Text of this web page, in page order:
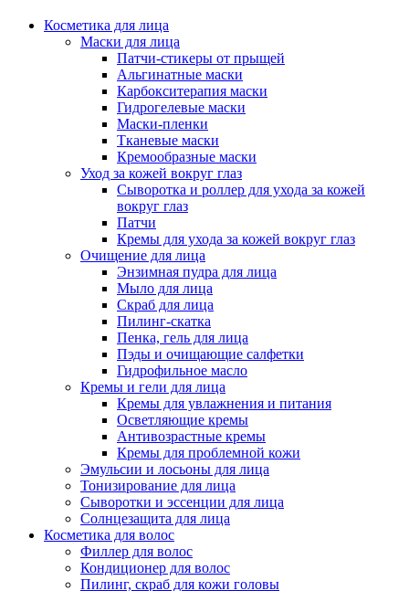
Косметика для лица
Маски для лица
Патчи-стикеры от прыщей
Альгинатные маски
Карбокситерапия маски
Гидрогелевые маски
Маски-пленки
Тканевые маски
Кремообразные маски
Уход за кожей вокруг глаз
Сыворотка и роллер для ухода за кожей
вокруг глаз
Патчи
Кремы для ухода за кожей вокруг глаз
Очищение для лица
Энзимная пудра для лица
Мыло для лица
Скраб для лица
Пилинг-скатка
Пенка, гель для лица
Пэды и очищающие салфетки
Гидрофильное масло
Кремы и гели для лица
Кремы для увлажнения и питания
Осветляющие кремы
Антивозрастные кремы
Кремы для проблемной кожи
Эмульсии и лосьоны для лица
Тонизирование для лица
Сыворотки и эссенции для лица
Солнцезащита для лица
Косметика для волос
Филлер для волос
Кондиционер для волос
Пилинг, скраб для кожи головы